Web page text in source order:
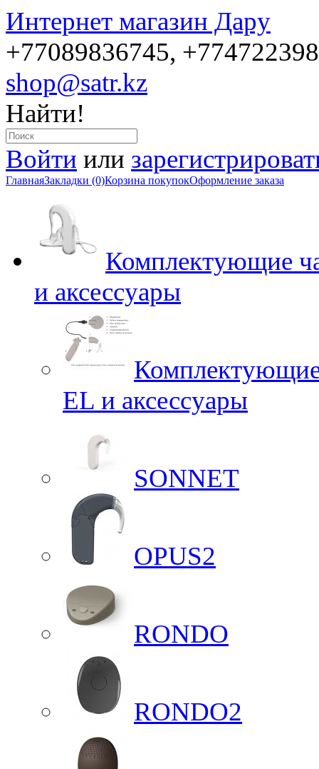
Интернет магазин Дару
+77089836745,
shop@satr.kz
Найти!
Войти или
ГлавнаяЗакладки (0)Корзина покупокОформление заказа
Комплектующие
и аксессуары
EL и аксессуары
SONNET
OPUS2
RONDO
RONDO2